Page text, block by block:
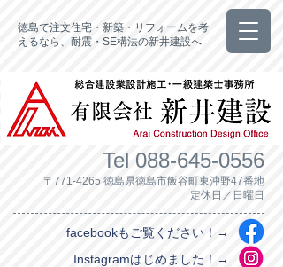
徳島で注文住宅・新築・リフォームを考
えるなら、耐震・SE構法の新井建設へ
Tel 088-645-0556
〒771-4265 徳島県徳島市飯谷町東沖野47番地
定休日／日曜日
facebookもご覧ください！→
Instagramはじめました！→